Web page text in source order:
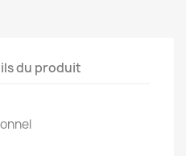
du produit